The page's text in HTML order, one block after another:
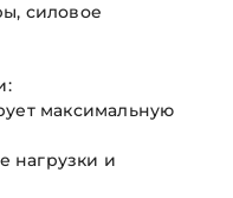
силовое
максимальную
нагрузки и